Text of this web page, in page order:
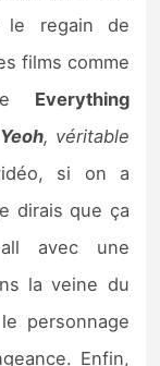
2
regain de
films comme
Everything
, véritable
si on a
dirais que ça
avec une
la veine du
personnage
Enfin,